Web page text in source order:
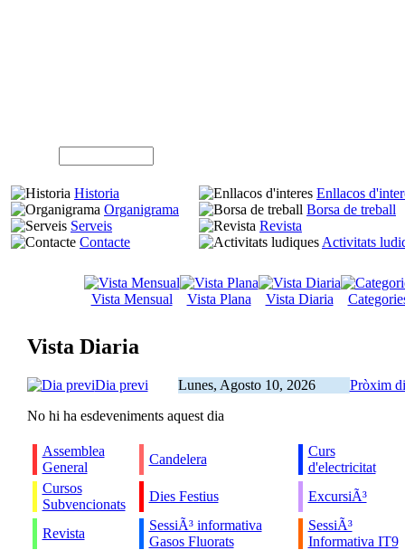
Historia
Organigrama
Serveis
Contacte
Enllacos
Borsa de treball
Revista
Activitats
Vista Mensual Vista Plana Vista Diaria
Vista Diaria
Dia previ Lunes, Agosto 10, 2026
Pròxim
No hi ha esdeveniments aquest dia
Assemblea
General
Candelera
Curs
d'electricitat
Cursos
Subvencionats
Dies Festius ExcursiÃ³
Revista
SessiÃ³ informativa
Gasos Fluorats
SessiÃ³
Informativa IT9